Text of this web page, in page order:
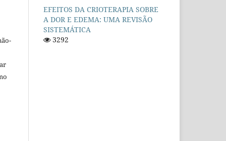
EFEITOS DA CRIOTERAPIA SOBRE
A DOR E EDEMA: UMA REVISÃO
SISTEMÁTICA
3292